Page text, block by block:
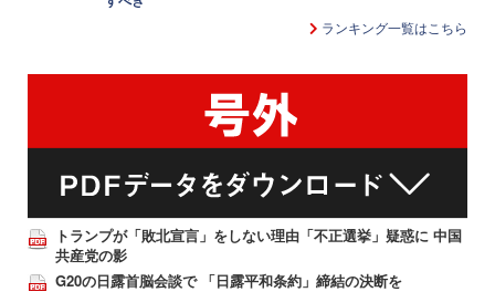
ランキング一覧はこちら
トランプが「敗北宣言」をしない理由「不正選挙」疑惑に 中国
共産党の影
G20の日露首脳会談で 「日露平和条約」締結の決断を